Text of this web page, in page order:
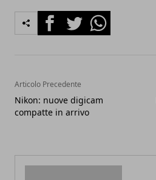
FacebookTwitterWhatsapp
Articolo Precedente
Nikon: nuove digicam
compatte in arrivo